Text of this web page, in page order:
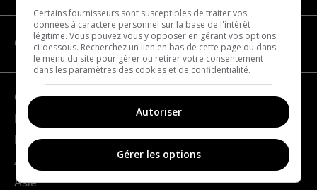
CATÉGORIES
Géographie
France
Europe
Amériques
Asie
Certains fournisseurs sont susceptibles de traiter vos
données à caractère personnel sur la base de l'intérêt
légitime. Vous pouvez vous y opposer en gérant vos options
ci-dessous. Recherchez un lien en bas de cette page ou dans
le menu du site pour gérer ou retirer votre consentement
dans les paramètres des cookies et de confidentialité.
Autoriser
Gérer les options